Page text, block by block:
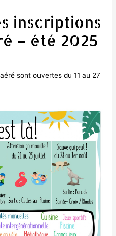
inscriptions
– été 2025
sont ouvertes du 11 au 27